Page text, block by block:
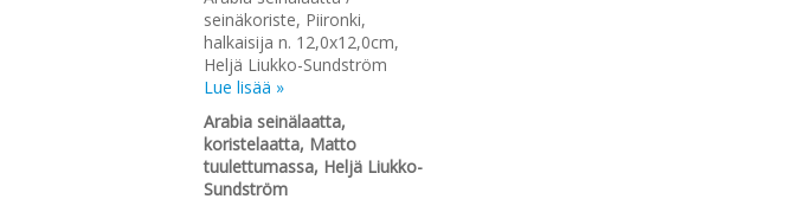
seinäkoriste, Piironki,
halkaisija n. 12,0x12,0cm,
Heljä Liukko-Sundström
Lue lisää »
Arabia seinälaatta,
koristelaatta, Matto
tuulettumassa, Heljä Liukko-
Sundström